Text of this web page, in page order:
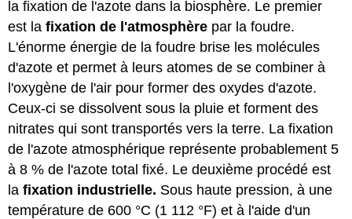
la fixation de l'azote dans la biosphère. Le premier
est lafixation de l'atmosphère par la foudre.
L'énorme énergie de la foudre brise les molécules
d'azote et permet à leurs atomes de se combiner à
l'oxygène de l'air pour former des oxydes d'azote.
Ceux-ci se dissolvent sous la pluie et forment des
nitrates qui sont transportés vers la terre. La fixation
de l'azote atmosphérique représente probablement 5
à 8 % de l'azote total fixé. Le deuxième procédé est
lafixation industrielle. Sous haute pression, à une
température de 600 °C (1 112 °F) et à l'aide d'un